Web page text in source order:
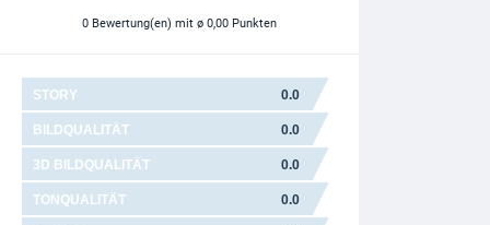
0 Bewertung(en) mit ø 0,00 Punkten
STORY 0.0
BILDQUALITÄT 0.0
3D BILDQUALITÄT 0.0
TONQUALITÄT 0.0